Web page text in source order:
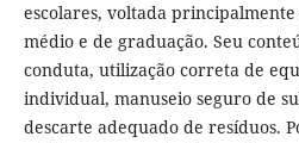
escolares, voltada
médio e de graduação. Seu
conduta, utilização correta de
individual, manuseio seguro de
descarte adequado de resíduos.